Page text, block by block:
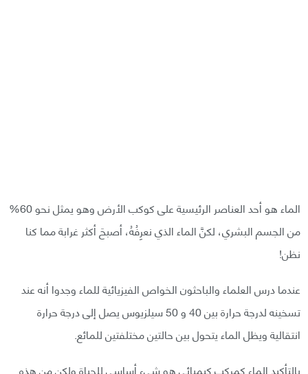
الماء هو أحد العناصر الرئيسية على كوكب الأرض وهو يمثل نحو 60%
من الجسم البشري، لكنَّ الماء الذي نعرِفُهُ، أصبحَ أكثر غرابة مما كنا
نظن!
عندما درس العلماء والباحثون الخواص الفيزيائية للماء وجدوا أنه عند
تسخينه لدرجة حرارة بين 40 و 50 سيلزيوس يصل إلى درجة حرارة
انتقالية ويظل الماء يتحول بين حالتين مختلفتين للمائع.
بالتأكيد الماء كمركب كيميائي هو شيء أساسي للحياة ولكن من هذهِ